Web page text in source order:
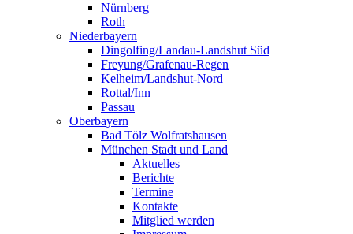
Nürnberg
Roth
Niederbayern
Dingolfing/Landau-Landshut Süd
Freyung/Grafenau-Regen
Kelheim/Landshut-Nord
Rottal/Inn
Passau
Oberbayern
Bad Tölz Wolfratshausen
München Stadt und Land
Aktuelles
Berichte
Termine
Kontakte
Mitglied werden